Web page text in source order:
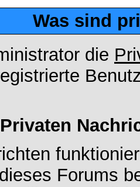
Was sind
die
Forums